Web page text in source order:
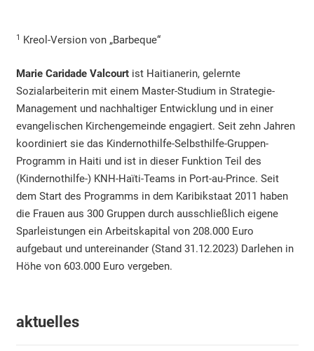
1 Kreol-Version von „Barbeque“
Marie Caridade Valcourtist Haitianerin, gelernte
Sozialarbeiterin mit einem Master-Studium in Strategie-
Management und nachhaltiger Entwicklung und in einer
evangelischen Kirchengemeinde engagiert. Seit zehn Jahren
koordiniert sie das Kindernothilfe-Selbsthilfe-Gruppen-
Programm in Haiti und ist in dieser Funktion Teil des
(Kindernothilfe-) KNH-Haïti-Teams in Port-au-Prince. Seit
dem Start des Programms in dem Karibikstaat 2011 haben
die Frauen aus 300 Gruppen durch ausschließlich eigene
Sparleistungen ein Arbeitskapital von 208.000 Euro
aufgebaut und untereinander (Stand 31.12.2023) Darlehen in
Höhe von 603.000 Euro vergeben.
aktuelles